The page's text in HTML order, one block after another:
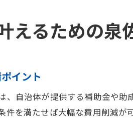
補助金活用が可能
外壁塗装助成
外壁塗装費用
子育て給付金
えるための泉
イント
、自治体が提供する補助金や
件を満たせば大幅な費用削減